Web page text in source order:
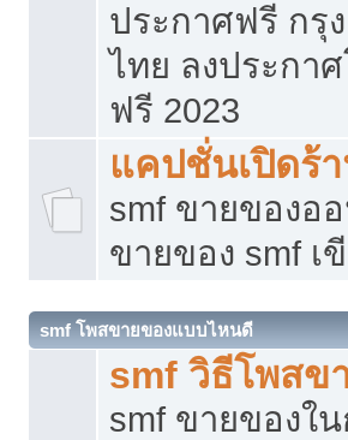
ประกาศฟรี กรุ
ไทย ลงประกา
ฟรี 2023
แคปชั่นเปิดร้
smf ขายของอ
ขายของ smf เ
smf โพสขายของแบบไหนดี
smf วิธีโพสข
smf ขายของใ